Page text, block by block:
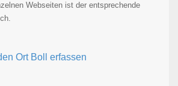
Webseiten ist der entsprechende
Ort Boll erfassen